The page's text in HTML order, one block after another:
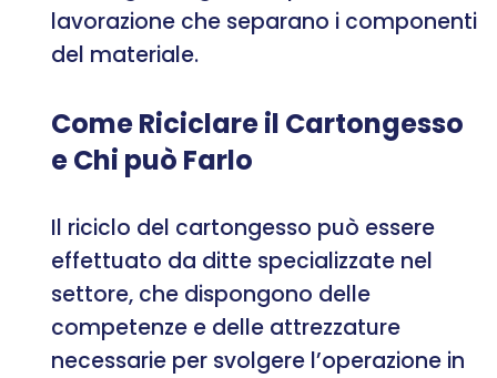
lavorazione che separano i componenti
del materiale.
Come Riciclare il Cartongesso
e Chi può Farlo
Il riciclo del cartongesso può essere
effettuato da ditte specializzate nel
settore, che dispongono delle
competenze e delle attrezzature
necessarie per svolgere l’operazione in